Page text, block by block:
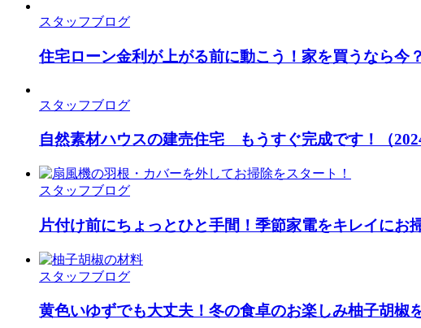
スタッフブログ
住宅ローン金利が上がる前に動こう！家を買うなら今？
スタッフブログ
自然素材ハウスの建売住宅 もうすぐ完成です！ （
スタッフブログ
片付け前にちょっとひと手間！季節家電をキレイにお
スタッフブログ
黄色いゆずでも大丈夫！冬の食卓のお楽しみ柚子胡椒